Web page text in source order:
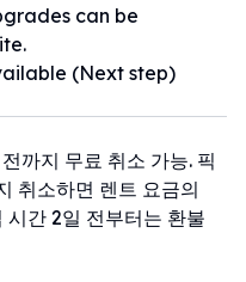
can be
(Next step)
까지 무료 취소 가능. 픽
취소하면 렌트 요금의
시간 2일 전부터는 환불